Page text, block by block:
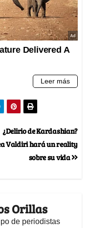
¿Delirio de Kardashian?
Valdiri hará un reality
sobre su vida
Orillas
de periodistas